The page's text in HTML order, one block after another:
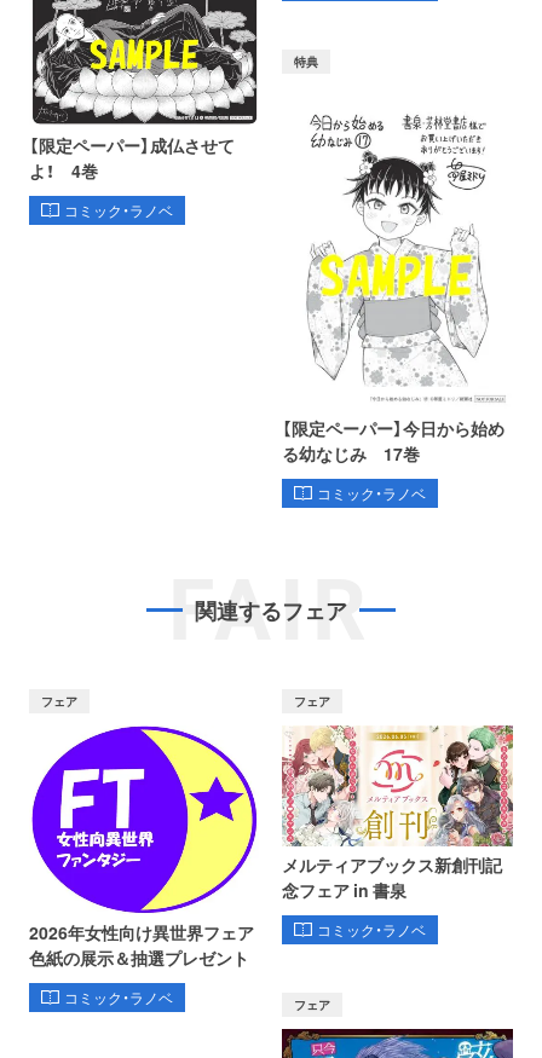
【限定ペーパー】成仏させて
よ！ 4巻
コミック・ラノベ
特典
【限定ペーパー】今日から始め
る幼なじみ 17巻
コミック・ラノベ
FAIR
関連するフェア
フェア
2026年女性向け異世界フェア
色紙の展示＆抽選プレゼント
コミック・ラノベ
フェア
メルティアブックス新創刊記
念フェア in 書泉
コミック・ラノベ
フェア